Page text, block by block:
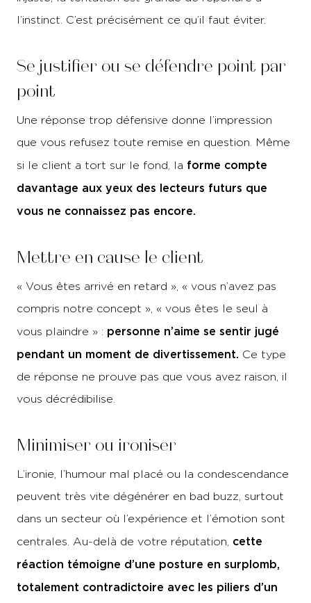
l’instinct. C’est précisément ce qu’il faut éviter.
Se justifier ou se défendre point par
point
Une réponse trop défensive donne l’impression
que vous refusez toute remise en question. Même
si le client a tort sur le fond, la forme compte
davantage aux yeux des lecteurs futurs que
vous ne connaissez pas encore.
Mettre en cause le client
« Vous êtes arrivé en retard », « vous n’avez pas
compris notre concept », « vous êtes le seul à
vous plaindre » : personne n’aime se sentir jugé
pendant un moment de divertissement. Ce type
de réponse ne prouve pas que vous avez raison, il
vous décrédibilise.
Minimiser ou ironiser
L’ironie, l’humour mal placé ou la condescendance
peuvent très vite dégénérer en bad buzz, surtout
dans un secteur où l’expérience et l’émotion sont
centrales. Au-delà de votre réputation, cette
réaction témoigne d’une posture en surplomb,
totalement contradictoire avec les piliers d’un